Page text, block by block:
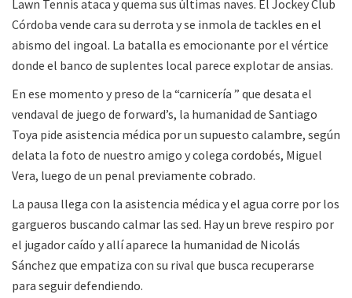
Lawn Tennis ataca y quema sus últimas naves. El Jockey Club
Córdoba vende cara su derrota y se inmola de tackles en el
abismo del ingoal. La batalla es emocionante por el vértice
donde el banco de suplentes local parece explotar de ansias.
En ese momento y preso de la “carnicería ” que desata el
vendaval de juego de forward’s, la humanidad de Santiago
Toya pide asistencia médica por un supuesto calambre, según
delata la foto de nuestro amigo y colega cordobés, Miguel
Vera, luego de un penal previamente cobrado.
La pausa llega con la asistencia médica y el agua corre por los
gargueros buscando calmar las sed. Hay un breve respiro por
el jugador caído y allí aparece la humanidad de Nicolás
Sánchez que empatiza con su rival que busca recuperarse
para seguir defendiendo.